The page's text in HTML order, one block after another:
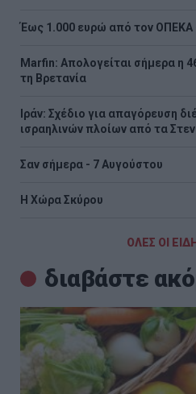
Έως 1.000 ευρώ από τον ΟΠΕΚΑ –
Marfin: Απολογείται σήμερα η
τη Βρετανία
Ιράν: Σχέδιο για απαγόρευση
ισραηλινών πλοίων από τα
Σαν σήμερα - 7 Αυγούστου
Η Χώρα Σκύρου
ΟΛΕΣ ΟΙ
διαβάστε